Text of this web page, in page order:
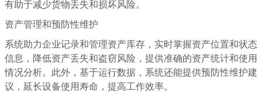
有助于减少货物丢失和损坏风险。
资产管理和预防性维护
系统助力企业记录和管理资产库存，实时掌握资产位置和状态
信息，降低资产丢失和盗窃风险，提供准确的资产统计和使用
情况分析。此外，基于运行数据，系统还能提供预防性维护建
议，延长设备使用寿命，提高工作效率。